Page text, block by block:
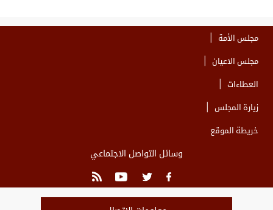
مجلس الأمة
مجلس الاعيان
العطاءات
زيارة المجلس
خريطة الموقع
وسائل التواصل الاجتماعي